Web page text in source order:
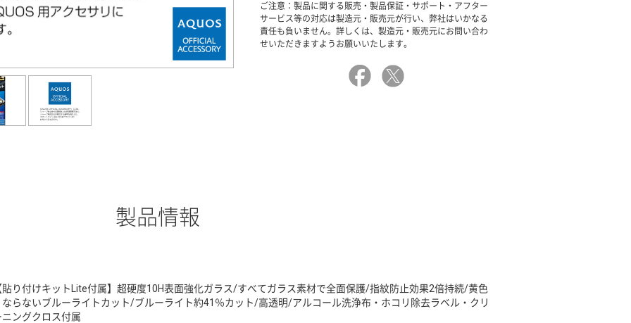
ご注意：製品に関する販売・製品保証・サポート・アフター
サービス等の対応は製造元・販売元が行い、弊社はいかなる
責任も負いません。詳しくは、製造元・販売元にお問い合わ
せいただきますようお願いいたします。
製品情報
貼り付けキットLite付属】超硬度10H表面強化ガラス/すべてガラス素材で全面保護/指紋防止効果2倍持続/黄色
ならないブルーライトカット/ブルーライト約41％カット/高透明/アルコール洗浄布・ホコリ除去ラベル・クリ
ニングクロス付属